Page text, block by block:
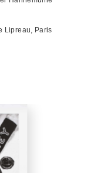
Lipreau, Paris